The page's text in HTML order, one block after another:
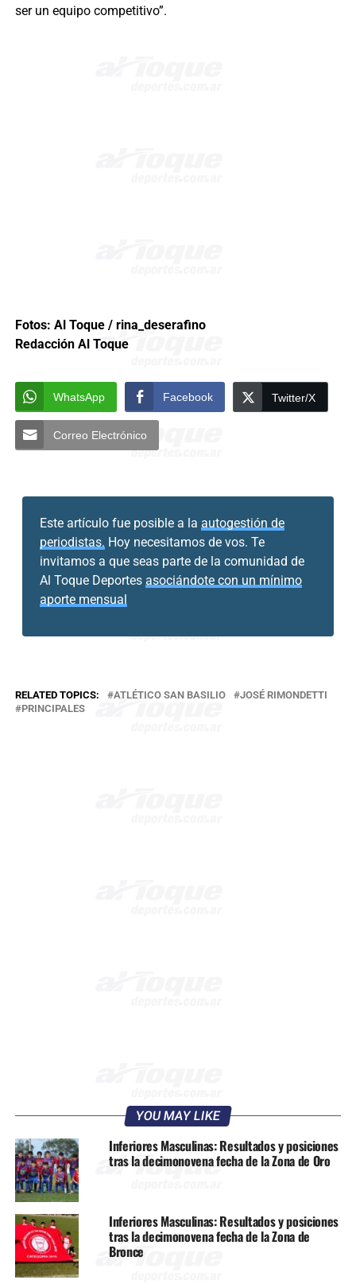
ser un equipo competitivo”.
Fotos: Al Toque / rina_deserafino
Redacción Al Toque
WhatsApp Facebook Twitter/X
Correo Electrónico
Este artículo fue posible a la autogestión de
periodistas. Hoy necesitamos de vos. Te
invitamos a que seas parte de la comunidad de
Al Toque Deportes asociándote con un mínimo
aporte mensual
RELATED TOPICS: ATLÉTICO SAN BASILIO
JOSÉ RIMONDETTI
PRINCIPALES
YOU MAY LIKE
Inferiores Masculinas: Resultados y posiciones
tras la decimonovena fecha de la Zona de Oro
Inferiores Masculinas: Resultados y posiciones
tras la decimonovena fecha de la Zona de
Bronce